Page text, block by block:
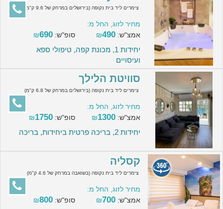
צימרים ליד בית נקופה (בירושלים במרחק של 9.6 ק"מ)
מחיר לזוג, החל מ:
אמצ"ש:
₪490 סופ"ש: ₪690
יחידות 1, מכונת קפה, טיפולי ספא
ועיסויים
סוויטת הלילך
צימרים ליד בית נקופה (בירושלים במרחק של 6.8 ק"מ)
מחיר לזוג, החל מ:
אמצ"ש:
₪1300 סופ"ש: ₪1750
יחידות 2, בריכה פרטית ביחידות, בריכה
קסליה
צימרים ליד בית נקופה (בשואבה במרחק של 4.6 ק"מ)
מחיר לזוג, החל מ:
אמצ"ש:
₪700 סופ"ש: ₪800